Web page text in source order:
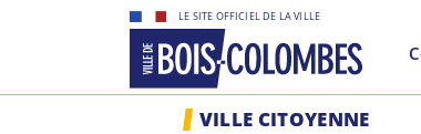
LE SITE OFFICIEL DE LA VILLE
VILLE CITOYENNE